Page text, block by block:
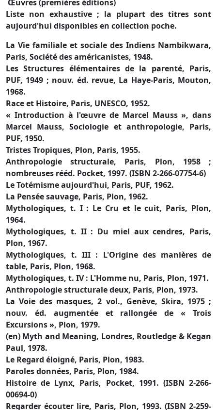
Œuvres (premières éditions)
Liste non exhaustive ; la plupart des titres sont
aujourd'hui disponibles en collection poche.
La Vie familiale et sociale des Indiens Nambikwara,
Paris, Société des américanistes, 1948.
Les Structures élémentaires de la parenté, Paris,
PUF, 1949 ; nouv. éd. revue, La Haye-Paris, Mouton,
1968.
Race et Histoire, Paris, UNESCO, 1952.
« Introduction à l'œuvre de Marcel Mauss », dans
Marcel Mauss, Sociologie et anthropologie, Paris,
PUF, 1950.
Tristes Tropiques, Plon, Paris, 1955.
Anthropologie structurale, Paris, Plon, 1958 ;
nombreuses rééd. Pocket, 1997. (ISBN 2-266-07754-6)
Le Totémisme aujourd'hui, Paris, PUF, 1962.
La Pensée sauvage, Paris, Plon, 1962.
Mythologiques, t. I : Le Cru et le cuit, Paris, Plon,
1964.
Mythologiques, t. II : Du miel aux cendres, Paris,
Plon, 1967.
Mythologiques, t. III : L'Origine des manières de
table, Paris, Plon, 1968.
Mythologiques, t. IV : L'Homme nu, Paris, Plon, 1971.
Anthropologie structurale deux, Paris, Plon, 1973.
La Voie des masques, 2 vol., Genève, Skira, 1975 ;
nouv. éd. augmentée et rallongée de « Trois
Excursions », Plon, 1979.
(en) Myth and Meaning, Londres, Routledge & Kegan
Paul, 1978.
Le Regard éloigné, Paris, Plon, 1983.
Paroles données, Paris, Plon, 1984.
Histoire de Lynx, Paris, Pocket, 1991. (ISBN 2-266-
00694-0)
Regarder écouter lire, Paris, Plon, 1993. (ISBN 2-259-